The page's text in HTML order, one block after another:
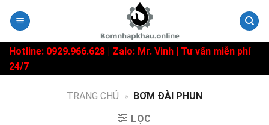
Hotline: 0929.966.628 | Zalo: Mr. Vinh | Tư vấn miễn phí
24/7
TRANG CHỦ » BƠM ĐÀI PHUN
LỌC